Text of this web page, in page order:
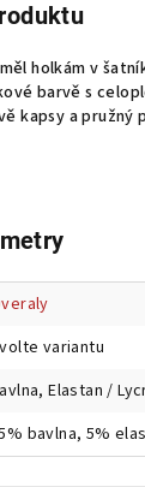
holkám v
barvě s
kapsy a pružný
variantu
Elastan /
bavlna, 5%